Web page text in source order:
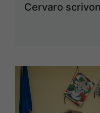
Cervaro